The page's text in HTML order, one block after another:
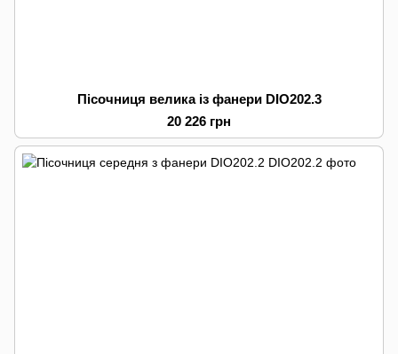
Пісочниця велика із фанери DIO202.3
20 226 грн